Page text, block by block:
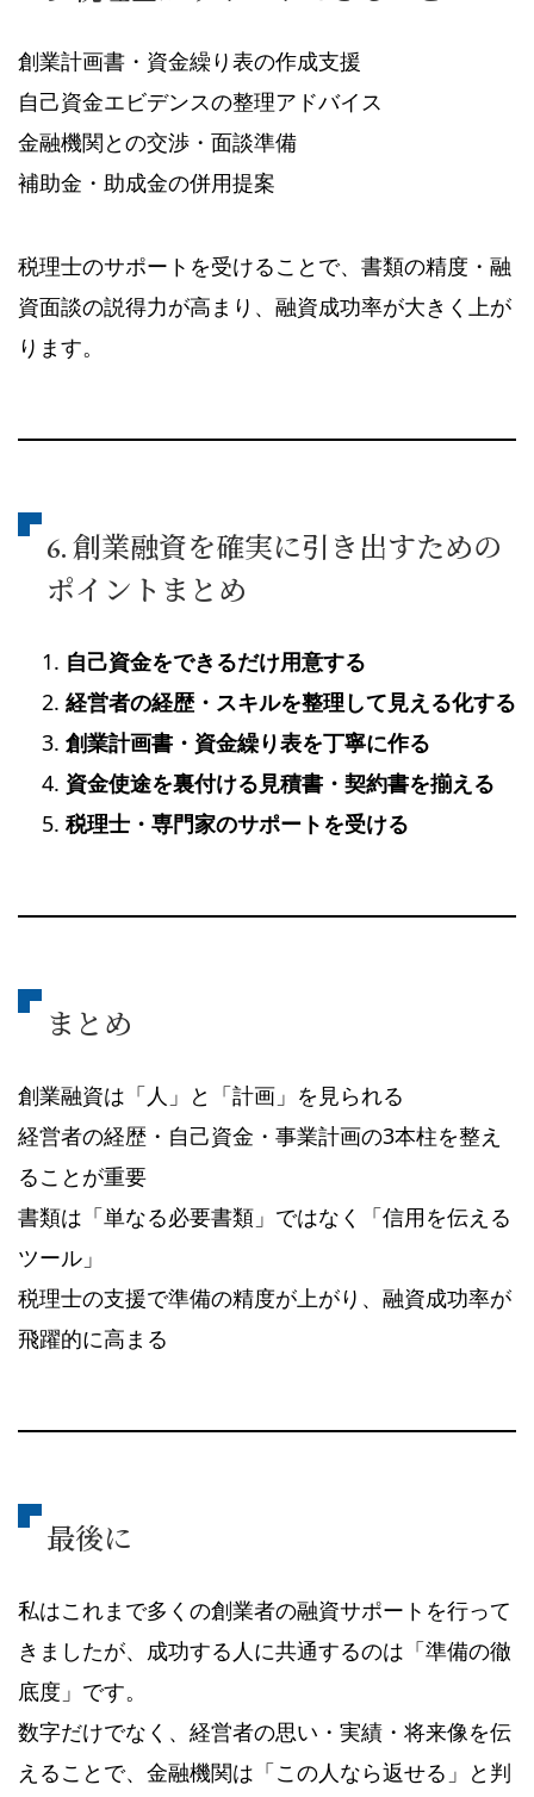
創業計画書・資金繰り表の作成支援
自己資金エビデンスの整理アドバイス
金融機関との交渉・面談準備
補助金・助成金の併用提案
税理士のサポートを受けることで、書類の精度・融
資面談の説得力が高まり、融資成功率が大きく上が
ります。
6. 創業融資を確実に引き出すための
ポイントまとめ
自己資金をできるだけ用意する
経営者の経歴・スキルを整理して見える化する
創業計画書・資金繰り表を丁寧に作る
資金使途を裏付ける見積書・契約書を揃える
税理士・専門家のサポートを受ける
まとめ
創業融資は「人」と「計画」を見られる
経営者の経歴・自己資金・事業計画の3本柱を整え
ることが重要
書類は「単なる必要書類」ではなく「信用を伝える
ツール」
税理士の支援で準備の精度が上がり、融資成功率が
飛躍的に高まる
最後に
私はこれまで多くの創業者の融資サポートを行って
きましたが、成功する人に共通するのは「準備の徹
底度」です。
数字だけでなく、経営者の思い・実績・将来像を伝
えることで、金融機関は「この人なら返せる」と判